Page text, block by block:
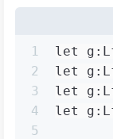
1
2
3
4
5
let
let
let
let